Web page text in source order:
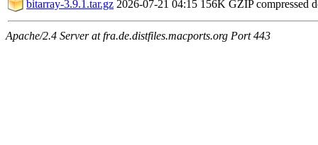
bitarray-3.9.1.tar.gz 2026-07-21 04:15 156K GZIP compressed
Apache/2.4 Server at fra.de.distfiles.macports.org Port 443